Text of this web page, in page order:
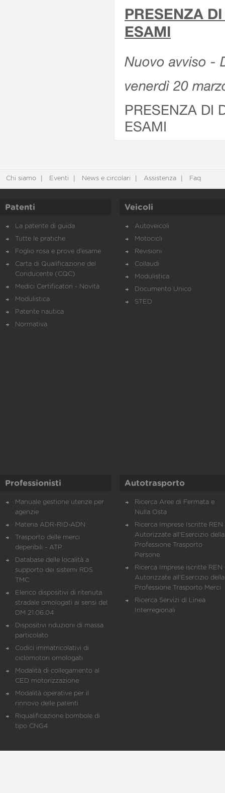
PRESENZA
ESAMI
Nuovo avviso -
venerdì 20
PRESENZA DI
ESAMI
Chi siamo Eventi News e circolari Assistenza Faq
Patenti
La patente di guida
Tutte le pratiche
Foglio rosa e prove d’esame
Carta di Qualificazione del
Conducente (CQC)
Medici Certificatori - Novità
Modulistica
Patente nautica
Normativa
Veicoli
Autoveicoli
Motocicli
Revisioni
Collaudi
Modulistica
Documento Unico
STED
Professionisti
Manuale gestione utenze per
agenzie
Materia ADR-RID-ADN
Trasporto delle merci
deperibili - ATP
Database delle località a
supporto dei sistemi RDS
TMC
Elenco dispositivi di ritenuta
stradale omologati ai sensi del
DM 21.06.04
Dispositivi riduzioni di massa
particolato
Codici immatricolativi di
ciclomotori omologati
Modalità di collegamento al
CED motorizzazione
Modalità operative per il
rinnovo delle patenti
Riqualificazione bombole di
tipo CNG4
Autotrasporto
Ricerca Aree di Fermata e
Nulla Osta
Ricerca Imprese Iscritte REN
Autorizzate all'Esercizio della
Professione Trasporto
Persone
Ricerca Imprese iscritte REN
Autorizzate all'Esercizio della
Professione Trasporto Merci
Ricerca Servizi di Linea
Interregionali